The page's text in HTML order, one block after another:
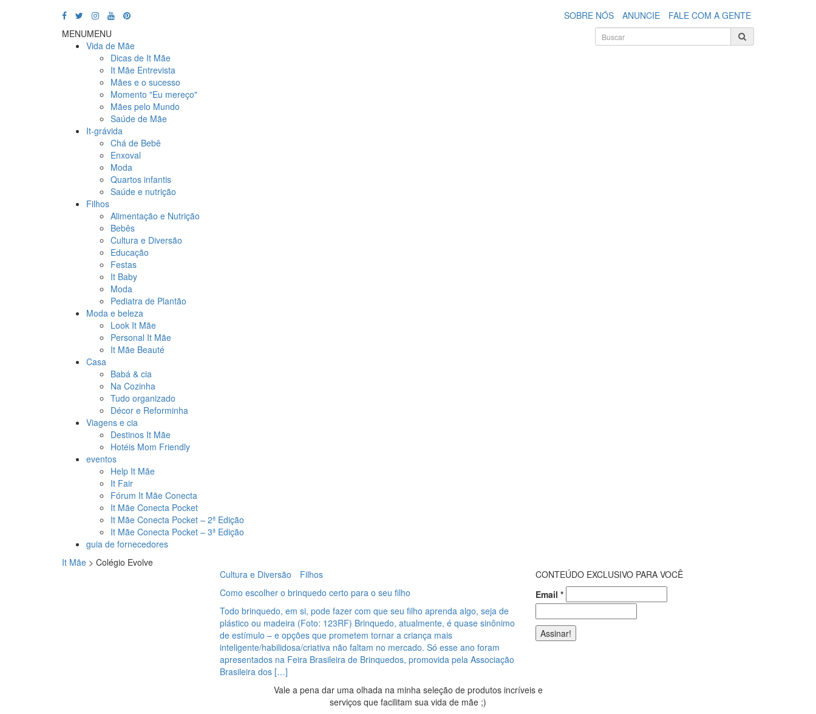
SOBRE NÓS ANUNCIE
FALE COM A GENTE
MENUMENU
Vida de Mãe
Dicas de It Mãe
It Mãe Entrevista
Mães e o sucesso
Momento "Eu mereço"
Mães pelo Mundo
Saúde de Mãe
It-grávida
Chá de Bebê
Enxoval
Moda
Quartos infantis
Saúde e nutrição
Filhos
Alimentação e Nutrição
Bebês
Cultura e Diversão
Educação
Festas
It Baby
Moda
Pediatra de Plantão
Moda e beleza
Look It Mãe
Personal It Mãe
It Mãe Beauté
Casa
Babá & cia
Na Cozinha
Tudo organizado
Décor e Reforminha
Viagens e cia
Destinos It Mãe
Hotéis Mom Friendly
eventos
Help It Mãe
It Fair
Fórum It Mãe Conecta
It Mãe Conecta Pocket
It Mãe Conecta Pocket – 2ª Edição
It Mãe Conecta Pocket – 3ª Edição
guia de fornecedores
It Mãe > Colégio Evolve
Cultura e Diversão
Filhos
Como escolher o brinquedo certo para o seu filho
Todo brinquedo, em si, pode fazer com que seu filho aprenda algo, seja de
plástico ou madeira (Foto: 123RF) Brinquedo, atualmente, é quase sinônimo
de estímulo – e opções que prometem tornar a criança mais
inteligente/habilidosa/criativa não faltam no mercado. Só esse ano foram
apresentados na Feira Brasileira de Brinquedos, promovida pela Associação
Brasileira dos […]
CONTEÚDO EXCLUSIVO PARA VOCÊ
Email *
Vale a pena dar uma olhada na minha seleção de produtos incríveis e
serviços que facilitam sua vida de mãe ;)